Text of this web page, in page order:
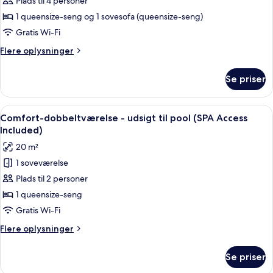
(SPA
Access
1 queensize-seng og 1 sovesofa (queensize-seng)
Gratis Wi-Fi
Flere oplysninger
Flere
(SPA
Access
Included)
Se priser
Indlæs
alle
billeder
af
Comfort-
dobbeltværelse
-
udsigt
til
pool
Access
Et hotelværelse med en seng, et
10
Comfort-dobbeltværelse - udsigt til pool (SPA Access
Included)
20 m²
1 soveværelse
Plads til 2 personer
1 queensize-seng
Gratis Wi-Fi
Flere oplysninger
Flere
Se priser